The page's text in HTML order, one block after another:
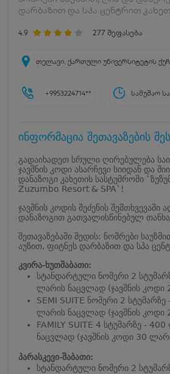
დარბაზით და სპა ცენტრით
4.9 277 შეფასება
თელავი. ქართული უნივერსიტეტის
+9953224714** სამუშაო
ინფორმაცია შეთავაზების
გადაიხადეთ სრული ღირებულება
ჯავშნის კოდი ასარჩევი სიიდან და
დანაზოგი კახეთის სასტუმროში
Zuzumbo Resort & SPA`!
ჯავშნის კოდის შეძენის
დანაზოგით გათვალისწინებულ
შეთავაზებაში შედის: ნომრები
აუზით, ფიტნეს დარბაზით და სპა
კვირა-ხუთშაბათი:
სტანდარტული ნომერი 2
ლარის ნაცვლად (ჯავშნის კოდი
SEMI SUITE ნომერი 2
ლარის ნაცვლად (ჯავშნის კოდი
FAMILY SUITE 4 სტუმარზე -
ნაცვლად (ჯავშნის კოდი 30
პარასკევი-შაბათი:
სტანდარტული ნომერი 2